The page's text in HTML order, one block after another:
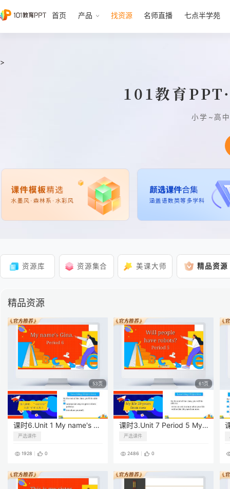
>
首页 产品 找资源 名师直播 七点半学苑
101教育
小学~高
资源库 资源集合 美课大师 精品资源
精品资源
53页
课时6.Unit 1 My name's Gina. (Period 6)
严选课件
1928 0
61页
课时3.Unit 7 Period 5 My life 20 years from now
严选课件
2486 0